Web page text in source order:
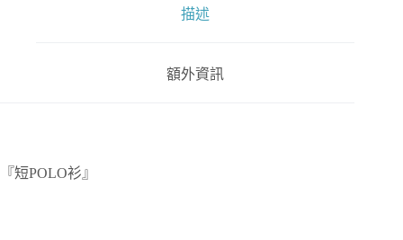
描述
額外資訊
『短POLO衫』